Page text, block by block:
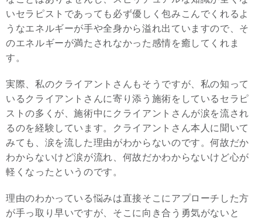
いセラピストであっても必ず優しく包みこんでくれるよ
うなエネルギーが手や全身から溢れ出ていますので、そ
のエネルギーが満たされなかった感情を癒してくれま
す。
実際、私のクライアントさんもそうですが、私の知って
いるクライアントさんに寄り添う施術をしているセラピ
ストの多くが、施術中にクライアントさんが涙を流され
るのを経験しています。クライアントさん本人に聞いて
みても、涙を流した理由がわからないのです。何故だか
わからないけど涙が流れ、何故だかわからないけど心が
軽くなったというのです。
理由のわかっている悩みは直接そこにアプローチした方
が手っ取り早いですが、そこに向き合う勇気がないと